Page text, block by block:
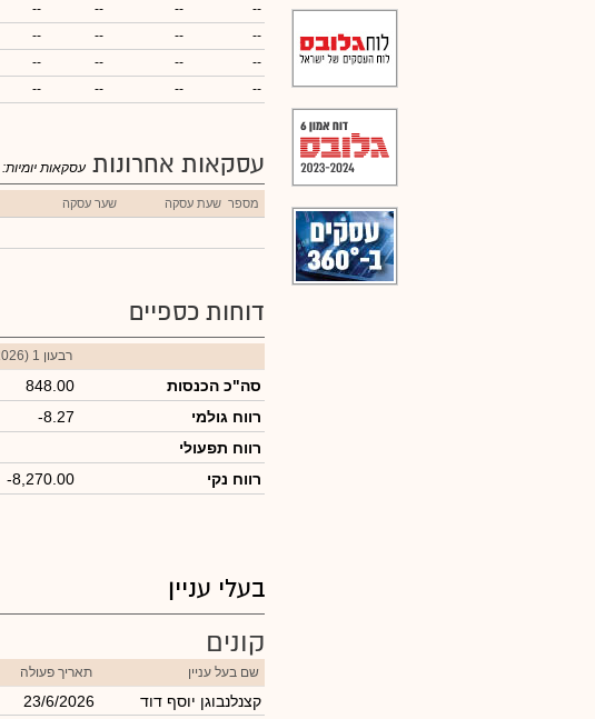
--
--
--
--
--
--
--
--
--
--
--
--
--
--
--
--
עסקאות אחרונות עסקאות יומיות:
מספר שעת עסקה שער עסקה
דוחות כספיים
רבעון 1 (2026)
סה"כ הכנסות 848.00
רווח גולמי
-8.27
רווח תפעולי
רווח נקי
-8,270.00
בעלי עניין
קונים
שם בעל עניין תאריך פעולה
קצנלנבוגן יוסף דוד 23/6/2026